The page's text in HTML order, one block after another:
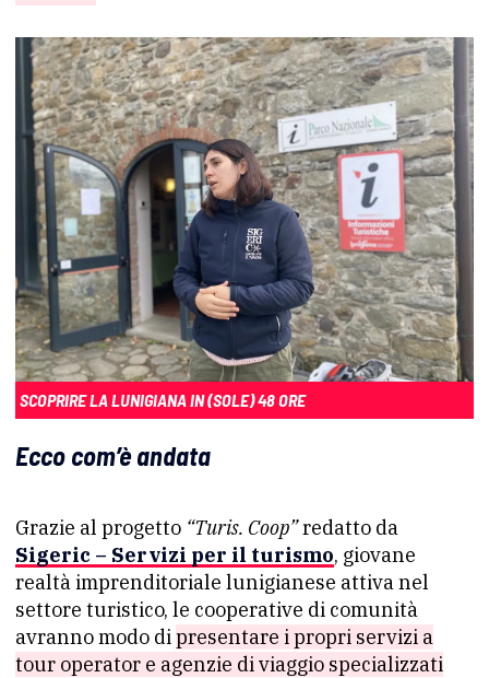
SCOPRIRE LA LUNIGIANA IN (SOLE) 48 ORE
Ecco com’è andata
Grazie al progetto “Turis. Coop”redatto da
Sigeric – Servizi per il turismo, giovane
realtà imprenditoriale lunigianese attiva nel
settore turistico, le cooperative di comunità
avranno modo dipresentare i propri servizi a
tour operator e agenzie di viaggio specializzati